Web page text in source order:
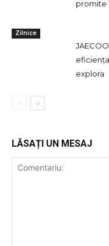
promite
Zilnice
explora
LĂSAȚI UN MESAJ